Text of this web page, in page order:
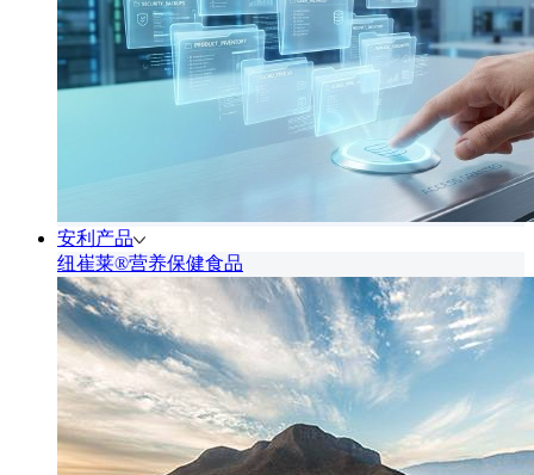
安利产品
纽崔莱®营养保健食品